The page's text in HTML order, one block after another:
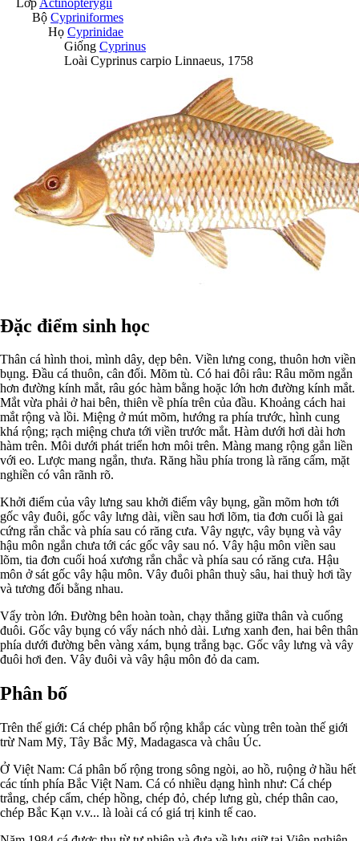
Bộ Cypriniformes
Họ Cyprinidae
Giống Cyprinus
Loài Cyprinus carpio Linnaeus, 1758
Đặc điểm sinh học
Thân cá hình thoi, mình dây, dẹp bên. Viền lưng cong, thuôn hơn viền
bụng. Đầu cá thuôn, cân đối. Mõm tù. Có hai đôi râu: Râu mõm ngắn
hơn đường kính mắt, râu góc hàm bằng hoặc lớn hơn đường kính mắt.
Mắt vừa phải ở hai bên, thiên về phía trên của đầu. Khoảng cách hai
mắt rộng và lồi. Miệng ở mút mõm, hướng ra phía trước, hình cung
khá rộng; rạch miệng chưa tới viền trước mắt. Hàm dưới hơi dài hơn
hàm trên. Môi dưới phát triển hơn môi trên. Màng mang rộng gắn liền
với eo. Lược mang ngắn, thưa. Răng hầu phía trong là răng cấm, mặt
nghiền có vân rãnh rõ.
Khởi điểm của vây lưng sau khởi điểm vây bụng, gần mõm hơn tới
gốc vây đuôi, gốc vây lưng dài, viền sau hơi lõm, tia đơn cuối là gai
cứng rắn chắc và phía sau có răng cưa. Vây ngực, vây bụng và vây
hậu môn ngắn chưa tới các gốc vây sau nó. Vây hậu môn viền sau
lõm, tia đơn cuối hoá xương rắn chắc và phía sau có răng cưa. Hậu
môn ở sát gốc vây hậu môn. Vây đuôi phân thuỳ sâu, hai thuỳ hơi tầy
và tương đối bằng nhau.
Vẩy tròn lớn. Đường bên hoàn toàn, chạy thẳng giữa thân và cuống
đuôi. Gốc vây bụng có vẩy nách nhỏ dài. Lưng xanh đen, hai bên thân
phía dưới đường bên vàng xám, bụng trắng bạc. Gốc vây lưng và vây
đuôi hơi đen. Vây đuôi và vây hậu môn đỏ da cam.
Phân bố
Trên thế giới: Cá chép phân bố rộng khắp các vùng trên toàn thế giới
trừ Nam Mỹ, Tây Bắc Mỹ, Madagasca và châu Úc.
Ở Việt Nam: Cá phân bố rộng trong sông ngòi, ao hồ, ruộng ở hầu hết
các tính phía Bắc Việt Nam. Cá có nhiều dạng hình như: Cá chép
trắng, chép cẩm, chép hồng, chép đỏ, chép lưng gù, chép thân cao,
chép Bắc Kạn v.v... là loài cá có giá trị kinh tế cao.